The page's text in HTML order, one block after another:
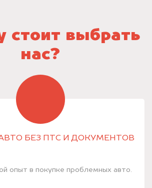
стоит выбрать
нас?
БЕЗ ПТС И ДОКУМЕНТОВ
опыт в покупке проблемных авто.